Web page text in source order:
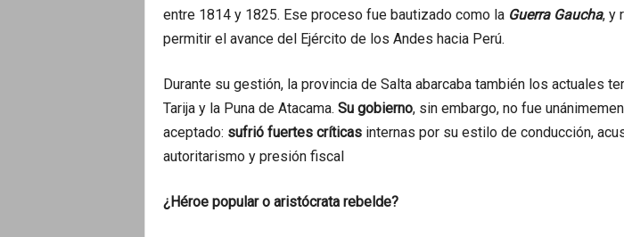
entre 1814 y 1825. Ese proceso fue bautizado como la Guerra Gaucha, y
permitir el avance del Ejército de los Andes hacia Perú.
Durante su gestión, la provincia de Salta abarcaba también los actuales
Tarija y la Puna de Atacama. Su gobierno, sin embargo, no fue
aceptado: sufrió fuertes críticasinternas por su estilo de conducción,
autoritarismo y presión fiscal
¿Héroe popular o aristócrata rebelde?